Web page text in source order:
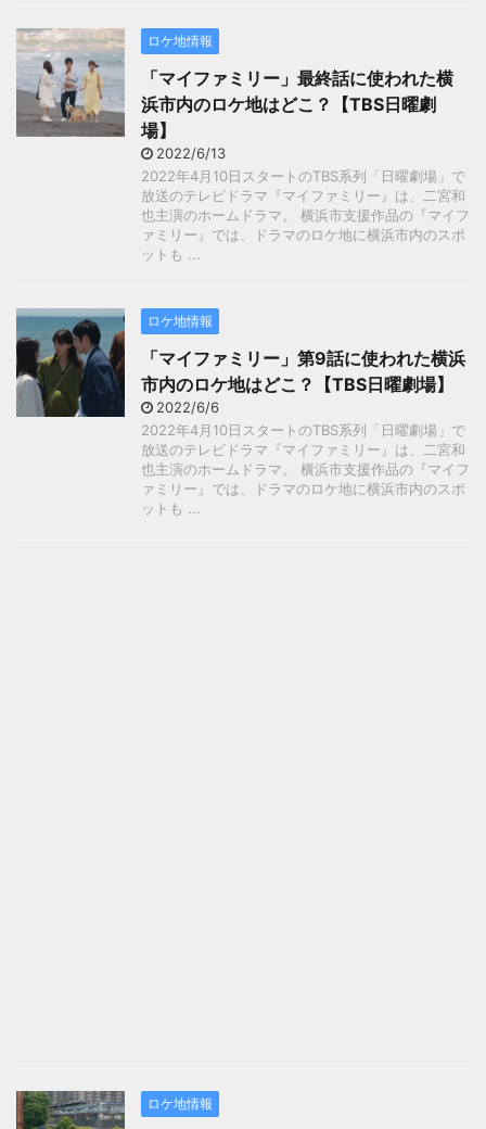
ロケ地情報
「マイファミリー」最終話に使われた横
浜市内のロケ地はどこ？【TBS日曜劇
場】
2022/6/13
2022年4月10日スタートのTBS系列「日曜劇場」で
放送のテレビドラマ『マイファミリー』は、二宮和
也主演のホームドラマ。 横浜市支援作品の『マイフ
ァミリー』では、ドラマのロケ地に横浜市内のスポ
ットも ...
ロケ地情報
「マイファミリー」第9話に使われた横浜
市内のロケ地はどこ？【TBS日曜劇場】
2022/6/6
2022年4月10日スタートのTBS系列「日曜劇場」で
放送のテレビドラマ『マイファミリー』は、二宮和
也主演のホームドラマ。 横浜市支援作品の『マイフ
ァミリー』では、ドラマのロケ地に横浜市内のスポ
ットも ...
ロケ地情報